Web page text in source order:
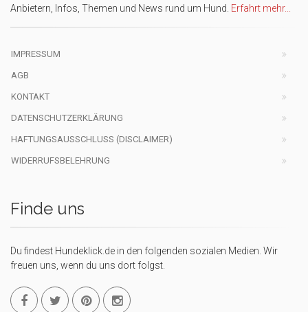
Anbietern, Infos, Themen und News rund um Hund. Erfahrt mehr...
IMPRESSUM
AGB
KONTAKT
DATENSCHUTZERKLÄRUNG
HAFTUNGSAUSSCHLUSS (DISCLAIMER)
WIDERRUFSBELEHRUNG
Finde uns
Du findest Hundeklick.de in den folgenden sozialen Medien. Wir
freuen uns, wenn du uns dort folgst.